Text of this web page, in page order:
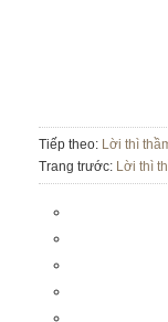
Tiếp theo: Lời thì
Trang trước: Lời thì